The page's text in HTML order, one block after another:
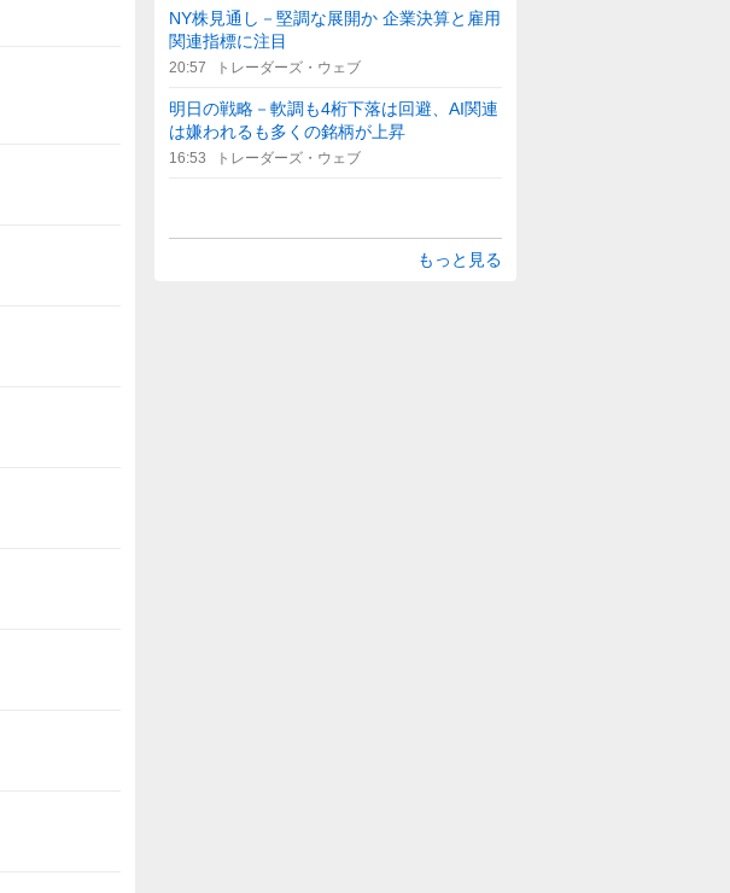
NY株見通し－堅調な展開か 企業決算と雇用
関連指標に注目
20:57 トレーダーズ・ウェブ
明日の戦略－軟調も4桁下落は回避、AI関連
は嫌われるも多くの銘柄が上昇
16:53 トレーダーズ・ウェブ
もっと見る